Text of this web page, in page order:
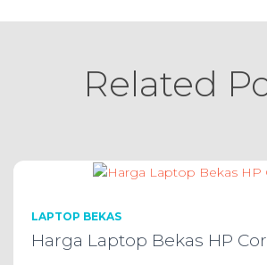
Related
LAPTOP BEKAS
Harga Laptop Bekas HP